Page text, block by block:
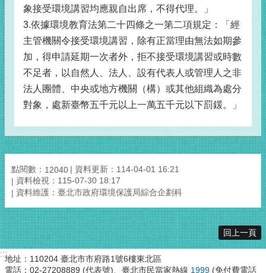
象接受環境講習均應親自出席，不得代理。」
3.依據環境教育法第二十四條之一第二項規定：「經
主管機關令接受環境講習，除有正當理由無法如期參
加，得申請延期一次者外，拒不接受環境講習或時數
不足者，以自然人、法人、設有代表人或管理人之非
法人團體、中央或地方機關（構）或其他組織為處分
對象，處新臺幣五千元以上一萬五千元以下罰鍰。」
點閱數： 12040
資料更新：114-04-01 16:21
資料檢視：115-07-30 18:17
資料維護：臺北市政府環境保護局綜合企劃科
回上一頁
:::地址：110204 臺北市市府路1號6樓東北區
電話：02-27208889 (代表號)、臺北市民當家熱線 1999 (免付費電話